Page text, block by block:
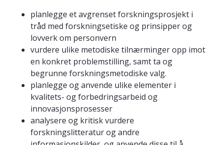
planlegge et avgrenset forskningsprosjekt i
tråd med forskningsetiske og prinsipper og
lovverk om personvern
vurdere ulike metodiske tilnærminger opp imot
en konkret problemstilling, samt ta og
begrunne forskningsmetodiske valg.
planlegge og anvende ulike elementer i
kvalitets- og forbedringsarbeid og
innovasjonsprosesser
analysere og kritisk vurdere
forskningslitteratur og andre